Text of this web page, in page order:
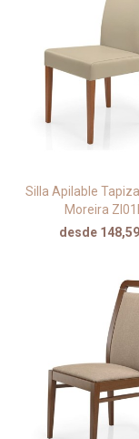
Silla Apilable
Moreira
desde